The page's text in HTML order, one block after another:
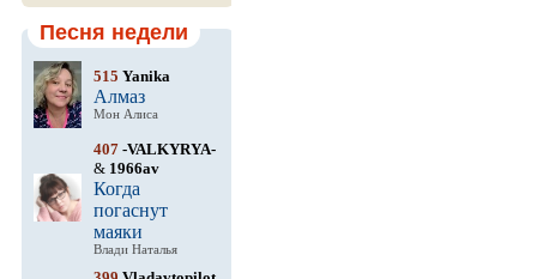
Песня недели
515 Yanika
Алмаз
Мон Алиса
407 -VALKYRYA-
& 1966av
Когда
погаснут
маяки
Влади Наталья